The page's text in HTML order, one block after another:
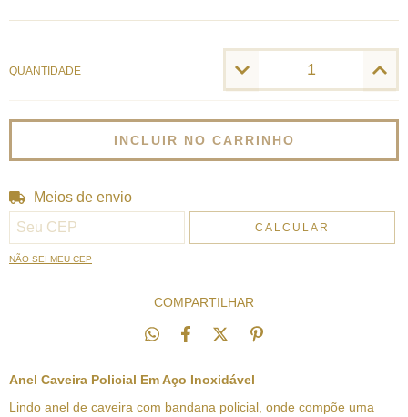
QUANTIDADE
Entregas para o CEP:
Meios de envio
CALCULAR
NÃO SEI MEU CEP
COMPARTILHAR
Anel Caveira Policial Em Aço Inoxidável
Lindo anel de caveira com bandana policial, onde compõe uma